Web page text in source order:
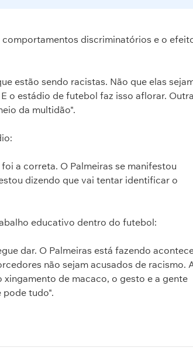
discriminatórios e o
estão sendo racistas. Não que elas
o estádio de futebol faz isso aflorar. Outra
da multidão".
a correta. O Palmeiras se manifestou
dizendo que vai tentar identificar o
educativo dentro do futebol:
dar. O Palmeiras está fazendo
não sejam acusados de racismo.
xingamento de macaco, o gesto e a gente
pode tudo".